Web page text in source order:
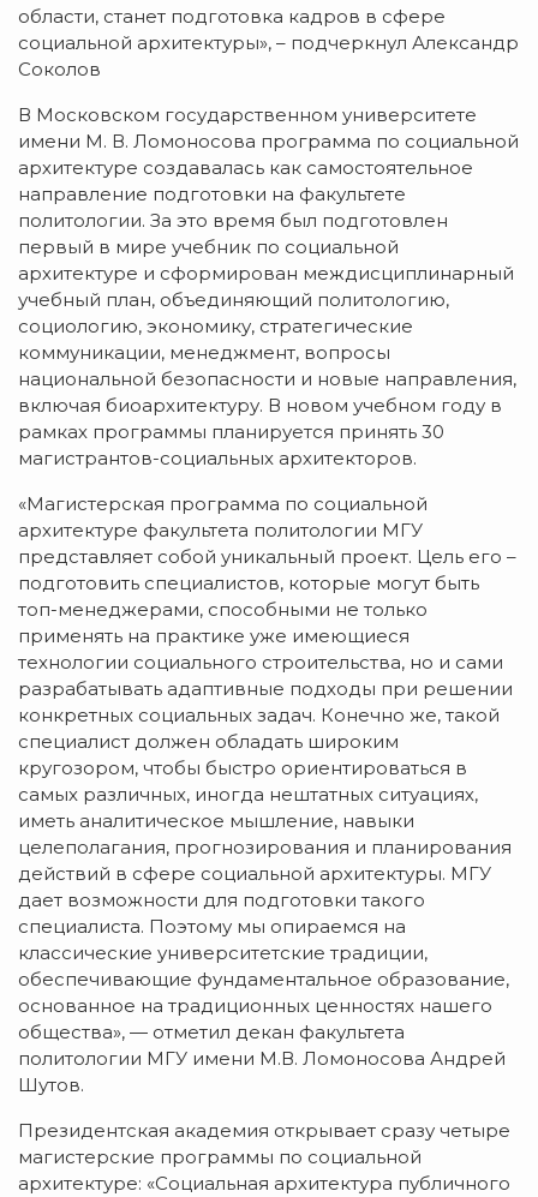
области, станет подготовка кадров в сфере
социальной архитектуры», – подчеркнул Александр
Соколов
В Московском государственном университете
имени М. В. Ломоносова программа по социальной
архитектуре создавалась как самостоятельное
направление подготовки на факультете
политологии. За это время был подготовлен
первый в мире учебник по социальной
архитектуре и сформирован междисциплинарный
учебный план, объединяющий политологию,
социологию, экономику, стратегические
коммуникации, менеджмент, вопросы
национальной безопасности и новые направления,
включая биоархитектуру. В новом учебном году в
рамках программы планируется принять 30
магистрантов-социальных архитекторов.
«Магистерская программа по социальной
архитектуре факультета политологии МГУ
представляет собой уникальный проект. Цель его –
подготовить специалистов, которые могут быть
топ-менеджерами, способными не только
применять на практике уже имеющиеся
технологии социального строительства, но и сами
разрабатывать адаптивные подходы при решении
конкретных социальных задач. Конечно же, такой
специалист должен обладать широким
кругозором, чтобы быстро ориентироваться в
самых различных, иногда нештатных ситуациях,
иметь аналитическое мышление, навыки
целеполагания, прогнозирования и планирования
действий в сфере социальной архитектуры. МГУ
дает возможности для подготовки такого
специалиста. Поэтому мы опираемся на
классические университетские традиции,
обеспечивающие фундаментальное образование,
основанное на традиционных ценностях нашего
общества», — отметил декан факультета
политологии МГУ имени М.В. Ломоносова Андрей
Шутов.
Президентская академия открывает сразу четыре
магистерские программы по социальной
архитектуре: «Социальная архитектура публичного